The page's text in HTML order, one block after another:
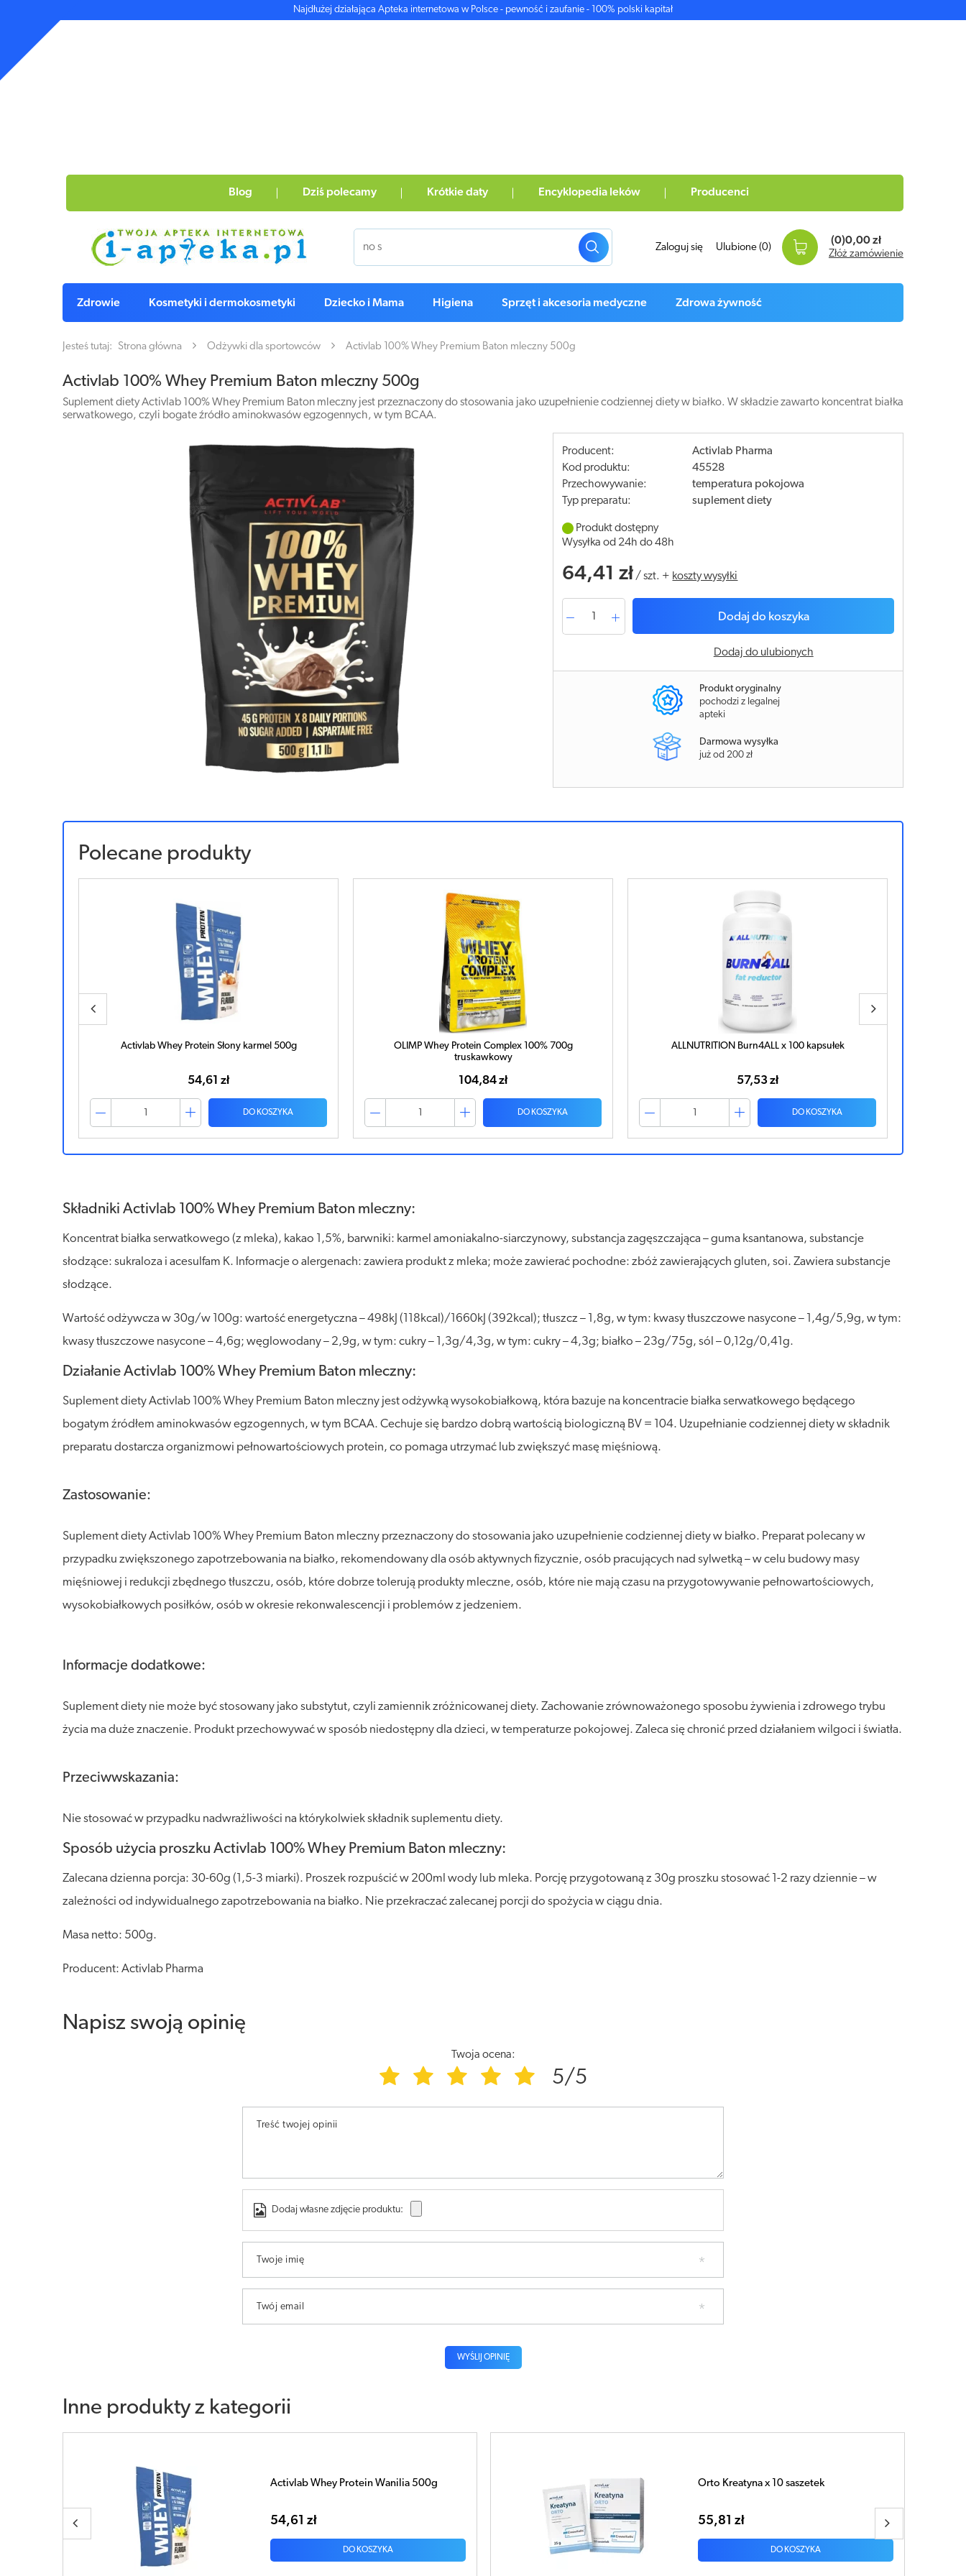
Najdłużej działająca Apteka internetowa w Polsce - pewność i zaufanie - 100% polski kapitał
Blog Dziś polecamy Krótkie daty Encyklopedia leków Producenci
Zaloguj się Ulubione (0)
(0)0,00 zł
Złóż zamówienie
Zdrowie Kosmetyki i dermokosmetyki Dziecko i Mama Higiena Sprzęt i akcesoria medyczne Zdrowa żywność
Jesteś tutaj: Strona główna Odżywki dla sportowców Activlab 100% Whey Premium Baton mleczny 500g
Activlab 100% Whey Premium Baton mleczny 500g
Suplement diety Activlab 100% Whey Premium Baton mleczny jest przeznaczony do stosowania jako uzupełnienie codziennej diety w białko. W składzie zawarto koncentrat białka
serwatkowego, czyli bogate źródło aminokwasów egzogennych, w tym BCAA.
Producent:
Activlab Pharma
Kod produktu:
45528
Przechowywanie:
temperatura pokojowa
Typ preparatu:
suplement diety
Produkt dostępny
Wysyłka od 24h do 48h
64,41 zł /szt. + koszty wysyłki
Dodaj do koszyka
Dodaj do ulubionych
Produkt oryginalny
pochodzi z legalnej
apteki
Darmowa wysyłka
już od 200 zł
Polecane produkty
Activlab Whey Protein Słony karmel 500g
54,61 zł
DO KOSZYKA
OLIMP Whey Protein Complex 100% 700g
truskawkowy
104,84 zł
DO KOSZYKA
ALLNUTRITION Burn4ALL x 100 kapsułek
57,53 zł
DO KOSZYKA
Składniki Activlab 100% Whey Premium Baton mleczny:
Koncentrat białka serwatkowego (z mleka), kakao 1,5%, barwniki: karmel amoniakalno-siarczynowy, substancja zagęszczająca – guma ksantanowa, substancje
słodzące: sukraloza i acesulfam K. Informacje o alergenach: zawiera produkt z mleka; może zawierać pochodne: zbóż zawierających gluten, soi. Zawiera substancje
słodzące.
Wartość odżywcza w 30g/w 100g: wartość energetyczna – 498kJ (118kcal)/1660kJ (392kcal); tłuszcz – 1,8g, w tym: kwasy tłuszczowe nasycone – 1,4g/5,9g, w tym:
kwasy tłuszczowe nasycone – 4,6g; węglowodany – 2,9g, w tym: cukry – 1,3g/4,3g, w tym: cukry – 4,3g; białko – 23g/75g, sól – 0,12g/0,41g.
Działanie Activlab 100% Whey Premium Baton mleczny:
Suplement diety Activlab 100% Whey Premium Baton mleczny jest odżywką wysokobiałkową, która bazuje na koncentracie białka serwatkowego będącego
bogatym źródłem aminokwasów egzogennych, w tym BCAA. Cechuje się bardzo dobrą wartością biologiczną BV = 104. Uzupełnianie codziennej diety w składnik
preparatu dostarcza organizmowi pełnowartościowych protein, co pomaga utrzymać lub zwiększyć masę mięśniową.
Zastosowanie:
Suplement diety Activlab 100% Whey Premium Baton mleczny przeznaczony do stosowania jako uzupełnienie codziennej diety w białko. Preparat polecany w
przypadku zwiększonego zapotrzebowania na białko, rekomendowany dla osób aktywnych fizycznie, osób pracujących nad sylwetką – w celu budowy masy
mięśniowej i redukcji zbędnego tłuszczu, osób, które dobrze tolerują produkty mleczne, osób, które nie mają czasu na przygotowywanie pełnowartościowych,
wysokobiałkowych posiłków, osób w okresie rekonwalescencji i problemów z jedzeniem.
Informacje dodatkowe:
Suplement diety nie może być stosowany jako substytut, czyli zamiennik zróżnicowanej diety. Zachowanie zrównoważonego sposobu żywienia i zdrowego trybu
życia ma duże znaczenie. Produkt przechowywać w sposób niedostępny dla dzieci, w temperaturze pokojowej. Zaleca się chronić przed działaniem wilgoci i światła.
Przeciwwskazania:
Nie stosować w przypadku nadwrażliwości na którykolwiek składnik suplementu diety.
Sposób użycia proszku Activlab 100% Whey Premium Baton mleczny:
Zalecana dzienna porcja: 30-60g (1,5-3 miarki). Proszek rozpuścić w 200ml wody lub mleka. Porcję przygotowaną z 30g proszku stosować 1-2 razy dziennie – w
zależności od indywidualnego zapotrzebowania na białko. Nie przekraczać zalecanej porcji do spożycia w ciągu dnia.
Masa netto: 500g.
Producent: Activlab Pharma
Napisz swoją opinię
Twoja ocena:
5/5
Treść twojej opinii
Dodaj własne zdjęcie produktu:
Twoje imię
Twój email
WYŚLIJ OPINIĘ
Inne produkty z kategorii
Orto Kreatyna x 10 saszetek
55,81 zł
DO KOSZYKA
Activlab 100% Whey Premium Kokos +
70,18 zł
DO KOSZYKA